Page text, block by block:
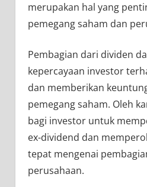
merupakan hal yang
pemegang saham dan
Pembagian dari dividen
kepercayaan investor
dan memberikan
pemegang saham. Oleh
bagi investor untuk
ex-dividend dan
tepat mengenai
perusahaan.